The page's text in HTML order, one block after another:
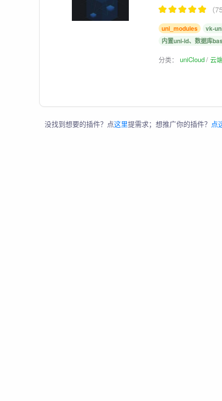
（
uni_modules
vk-
内置uni-id、数据库
分类：uniCloud 云
没找到想要的插件？点这里提需求；想推广你的插件？ 点